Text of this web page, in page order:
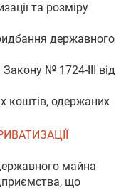
та розміру
державного
Закону № 1724-III від
коштів, одержаних
майна
що